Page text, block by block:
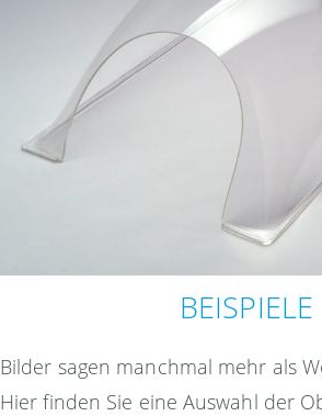
BEISPIELE
Bilder sagen manchmal mehr als
Hier finden Sie eine Auswahl der